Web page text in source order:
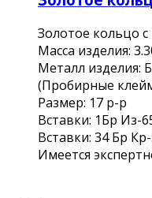
Золотое кольцо
Масса изделия:
Металл изделия:
(Пробирные
Размер: 17 р-р
Вставки: 1Бр Из-
Вставки: 34 Бр
Имеется